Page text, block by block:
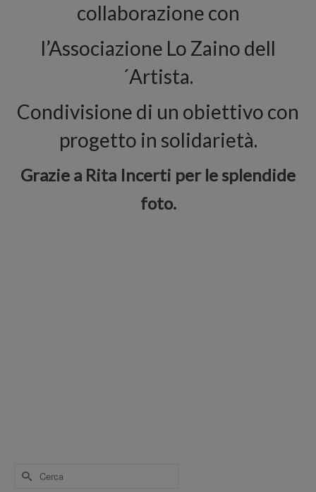
collaborazione con
l’Associazione Lo Zaino dell
´Artista.
Condivisione di un obiettivo con
progetto in solidarietà.
Grazie a Rita Incerti per le splendide
foto.
Cerca
per: